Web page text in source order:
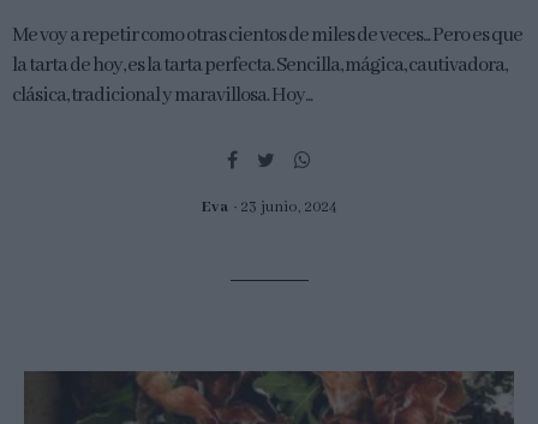
Me voy a repetir como otras cientos de miles de veces... Pero es que
la tarta de hoy, es la tarta perfecta. Sencilla, mágica, cautivadora,
clásica, tradicional y maravillosa. Hoy...
Eva 23 junio, 2024